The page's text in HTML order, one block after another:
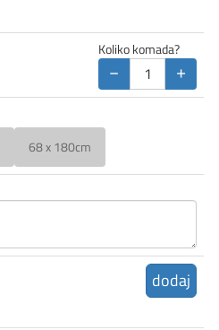
Koliko komada?
− +
68 x 180cm
dodaj